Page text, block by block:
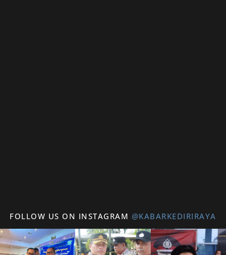
FOLLOW US ON INSTAGRAM @KABARKEDIRIRAYA